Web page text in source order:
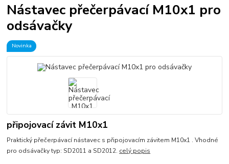
Nástavec přečerpávací M10x1 pro
odsávačky
Novinka
připojovací závit M10x1
Praktický přečerpávací nástavec s připojovacím závitem M10x1 . Vhodné
pro odsávačky typ: SD2011 a SD2012. celý popis